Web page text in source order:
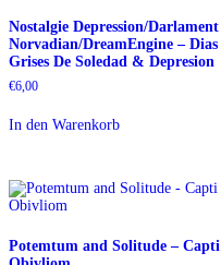
Nostalgie Depression/Darlament
Norvadian/DreamEngine – Dias
Grises De Soledad & Depresion
€6,00
In den Warenkorb
Potemtum and Solitude – Capti